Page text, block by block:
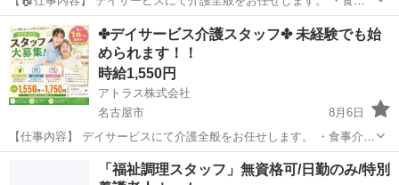
介助、入浴介助、排泄介助 ・レクリエーション ・見守り ・送迎 な
ど デイなので身体介助は少なめ♪ コミュニケーションが取れる利用者
さんも...
愛知 名古屋市 介護 スタッフ
✤デイサービス介護スタッフ✤ 未経験でも始
められます！！
時給1,550円
アトラス株式会社
名古屋市
8月6日
【仕事内容】 デイサービスにて介護全般をお任せします。 ・食事介
助、入浴介助、排泄介助 ・レクリエーション ・見守り ・送迎 など
デイなので身体介助は少なめ♪ コミュニケーションが取れる利用者さ
名古屋市 介護
「福祉調理スタッフ」無資格可/日勤のみ/特別